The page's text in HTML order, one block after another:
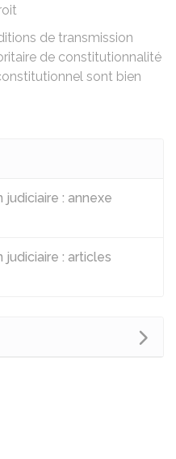
de transmission
de constitutionnalité
sont bien
: annexe
: articles